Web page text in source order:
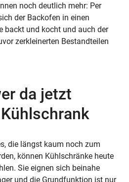
noch deutlich mehr: Per
der Backofen in einen
backt und kocht und auch der
zerkleinerten Bestandteilen
da jetzt
die längst kaum noch zum
können Kühlschränke heute
Sie eignen sich beinahe
und die Grundfunktion ist nur